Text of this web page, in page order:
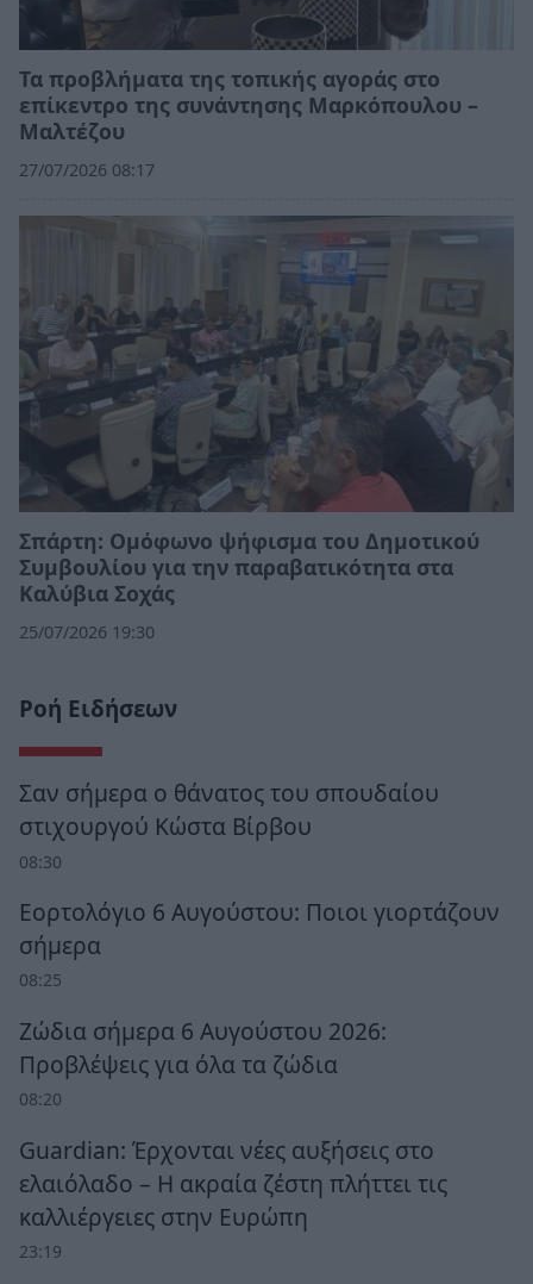
Τα προβλήματα της τοπικής αγοράς στο
επίκεντρο της συνάντησης Μαρκόπουλου –
Μαλτέζου
27/07/2026 08:17
Σπάρτη: Ομόφωνο ψήφισμα του Δημοτικού
Συμβουλίου για την παραβατικότητα στα
Καλύβια Σοχάς
25/07/2026 19:30
Ροή Ειδήσεων
Σαν σήμερα ο θάνατος του σπουδαίου
στιχουργού Κώστα Βίρβου
08:30
Εορτολόγιο 6 Αυγούστου: Ποιοι γιορτάζουν
σήμερα
08:25
Ζώδια σήμερα 6 Αυγούστου 2026:
Προβλέψεις για όλα τα ζώδια
08:20
Guardian: Έρχονται νέες αυξήσεις στο
ελαιόλαδο – Η ακραία ζέστη πλήττει τις
καλλιέργειες στην Ευρώπη
23:19